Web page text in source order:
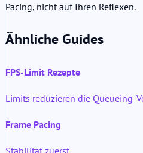
Pacing, nicht auf Ihren Reflexen.
Ähnliche Guides
FPS-Limit Rezepte
Limits reduzieren die Queueing-
Frame Pacing